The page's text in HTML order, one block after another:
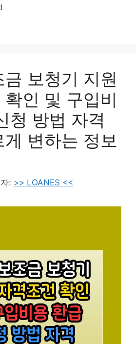
보청기 지원
인 및 구입비
청 방법 자격
변하는 정보
: >> LOANES <<